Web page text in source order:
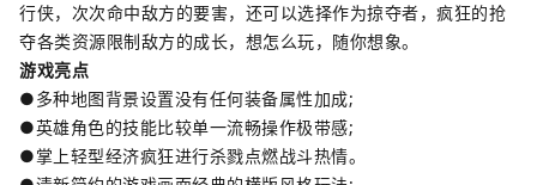
行侠，次次命中敌方的要害，还可以选择作为掠夺者，疯狂的抢
夺各类资源限制敌方的成长，想怎么玩，随你想象。
游戏亮点
●多种地图背景设置没有任何装备属性加成;
●英雄角色的技能比较单一流畅操作极带感;
●掌上轻型经济疯狂进行杀戮点燃战斗热情。